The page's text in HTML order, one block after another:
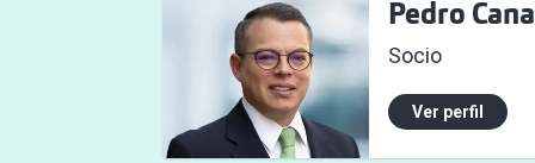
Pedro
Socio
Ver perfil